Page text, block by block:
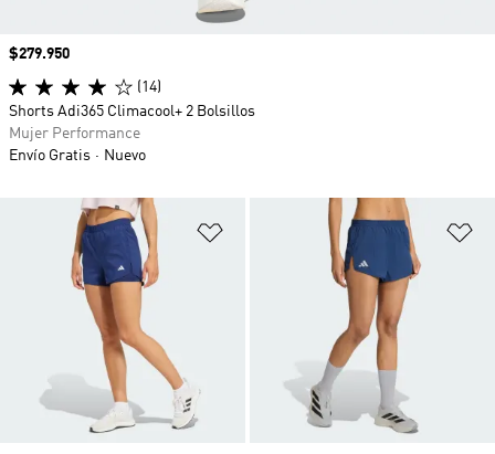
Añadir a la lista de deseos
Precio
$279.950
(14)
Shorts Adi365 Climacool+ 2 Bolsillos
Mujer Performance
Envío Gratis
Nuevo